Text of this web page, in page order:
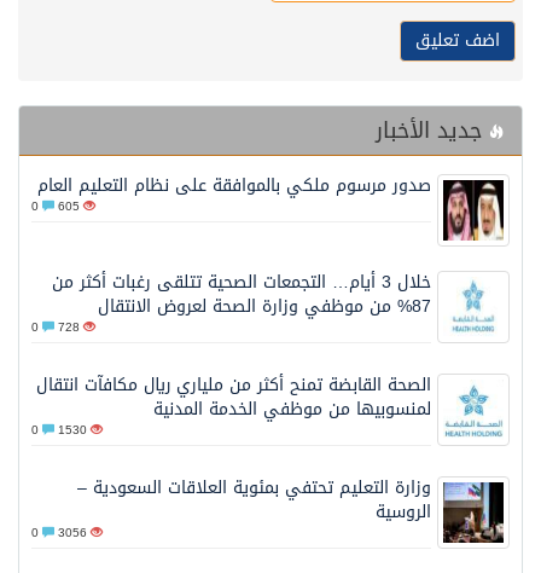
جديد الأخبار
صدور مرسوم ملكي بالموافقة على نظام التعليم العام
605
خلال 3 أيام… التجمعات الصحية تتلقى رغبات أكثر من
87% من موظفي وزارة الصحة لعروض الانتقال
728
الصحة القابضة تمنح أكثر من ملياري ريال مكافآت انتقال
لمنسوبيها من موظفي الخدمة المدنية
1530
وزارة التعليم تحتفي بمئوية العلاقات السعودية –
الروسية
3056